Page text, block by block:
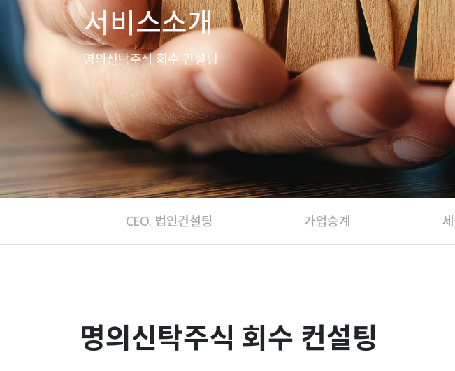
서비스소개
명의신탁주식 회수 컨설팅
CEO. 법인컨설팅 가업승계
명의신탁주식 회수 컨설팅